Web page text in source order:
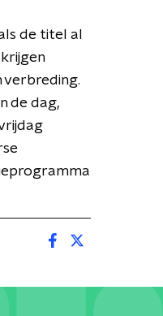
de titel al
verbreding.
de dag,